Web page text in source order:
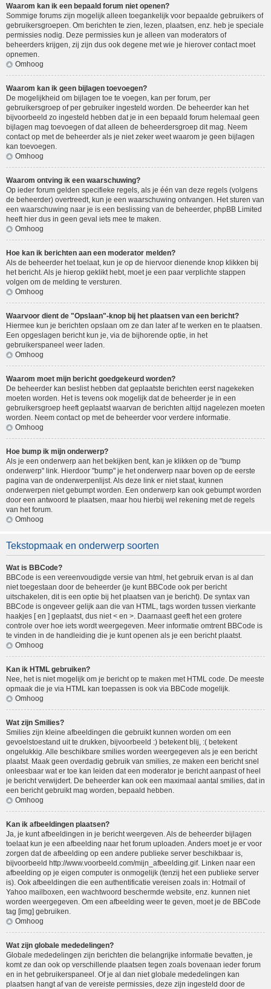
Waarom kan ik een bepaald forum niet openen?
Sommige forums zijn mogelijk alleen toegankelijk voor bepaalde gebruikers of
gebruikersgroepen. Om berichten te zien, lezen, plaatsen, enz. heb je speciale
permissies nodig. Deze permissies kun je alleen van moderators of
beheerders krijgen, zij zijn dus ook degene met wie je hierover contact moet
opnemen.
Omhoog
Waarom kan ik geen bijlagen toevoegen?
De mogelijkheid om bijlagen toe te voegen, kan per forum, per
gebruikersgroep of per gebruiker ingesteld worden. De beheerder kan het
bijvoorbeeld zo ingesteld hebben dat je in een bepaald forum helemaal geen
bijlagen mag toevoegen of dat alleen de beheerdersgroep dit mag. Neem
contact op met de beheerder als je niet zeker weet waarom je geen bijlagen
kan toevoegen.
Omhoog
Waarom ontving ik een waarschuwing?
Op ieder forum gelden specifieke regels, als je één van deze regels (volgens
de beheerder) overtreedt, kun je een waarschuwing ontvangen. Het sturen van
een waarschuwing naar je is een beslissing van de beheerder, phpBB Limited
heeft hier dus in geen geval iets mee te maken.
Omhoog
Hoe kan ik berichten aan een moderator melden?
Als de beheerder het toelaat, kun je op de hiervoor dienende knop klikken bij
het bericht. Als je hierop geklikt hebt, moet je een paar verplichte stappen
volgen om de melding te versturen.
Omhoog
Waarvoor dient de "Opslaan"-knop bij het plaatsen van een bericht?
Hiermee kun je berichten opslaan om ze dan later af te werken en te plaatsen.
Een opgeslagen bericht kun je, via de bijhorende optie, in het
gebruikerspaneel weer laden.
Omhoog
Waarom moet mijn bericht goedgekeurd worden?
De beheerder kan beslist hebben dat geplaatste berichten eerst nagekeken
moeten worden. Het is tevens ook mogelijk dat de beheerder je in een
gebruikersgroep heeft geplaatst waarvan de berichten altijd nagelezen moeten
worden. Neem contact op met de beheerder voor verdere informatie.
Omhoog
Hoe bump ik mijn onderwerp?
Als je een onderwerp aan het bekijken bent, kan je klikken op de "bump
onderwerp" link. Hierdoor "bump" je het onderwerp naar boven op de eerste
pagina van de onderwerpenlijst. Als deze link er niet staat, kunnen
onderwerpen niet gebumpt worden. Een onderwerp kan ook gebumpt worden
door een antwoord te plaatsen, maar hou hierbij wel rekening met de regels
van het forum.
Omhoog
Tekstopmaak en onderwerp soorten
Wat is BBCode?
BBCode is een vereenvoudigde versie van html, het gebruik ervan is al dan
niet toegestaan door de beheerder (je kunt BBCode ook per bericht
uitschakelen, dit is een optie bij het plaatsen van je bericht). De syntax van
BBCode is ongeveer gelijk aan die van HTML, tags worden tussen vierkante
haakjes [ en ] geplaatst, dus niet < en >. Daarnaast geeft het een grotere
controle over hoe iets wordt weergegeven. Meer informatie omtrent BBCode is
te vinden in de handleiding die je kunt openen als je een bericht plaatst.
Omhoog
Kan ik HTML gebruiken?
Nee, het is niet mogelijk om je bericht op te maken met HTML code. De meeste
opmaak die je via HTML kan toepassen is ook via BBCode mogelijk.
Omhoog
Wat zijn Smilies?
Smilies zijn kleine afbeeldingen die gebruikt kunnen worden om een
gevoelstoestand uit te drukken, bijvoorbeeld :) betekent blij, :( betekent
ongelukkig. Alle beschikbare smilies worden weergegeven als je een bericht
plaatst. Maak geen overdadig gebruik van smilies, ze maken een bericht snel
onleesbaar wat er toe kan leiden dat een moderator je bericht aanpast of heel
je bericht verwijdert. De beheerder kan ook een maximaal aantal smilies, dat in
een bericht gebruikt mag worden, bepaald hebben.
Omhoog
Kan ik afbeeldingen plaatsen?
Ja, je kunt afbeeldingen in je bericht weergeven. Als de beheerder bijlagen
toelaat kun je een afbeelding naar het forum uploaden. Anders moet je er voor
zorgen dat de afbeelding op een andere publieke server beschikbaar is,
bijvoorbeeld http://www.voorbeeld.com/mijn_afbeelding.gif. Linken naar een
afbeelding op je eigen computer is onmogelijk (tenzij het een publieke server
is). Ook afbeeldingen die een authentificatie vereisen zoals in: Hotmail of
Yahoo mailboxen, een wachtwoord beschermde website, enz. kunnen niet
worden weergegeven. Om een afbeelding weer te geven, moet je de BBCode
tag [img] gebruiken.
Omhoog
Wat zijn globale mededelingen?
Globale mededelingen zijn berichten die belangrijke informatie bevatten, je
komt ze dan ook op verschillende plaatsen tegen zoals bovenaan ieder forum
en in het gebruikerspaneel. Of je al dan niet globale mededelingen kan
plaatsen hangt af van de vereiste permissies, deze zijn ingesteld door de